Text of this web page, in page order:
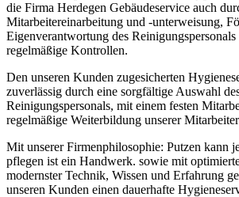
die Firma Herdegen Gebäudeservice auch
Mitarbeitereinarbeitung und -unterweisung,
Eigenverantwortung des
regelmäßige Kontrollen.
Den unseren Kunden zugesicherten
zuverlässig durch eine sorgfältige Auswahl
Reinigungspersonals, mit einem festen
regelmäßige Weiterbildung unserer
Mit unserer Firmenphilosophie: Putzen kann
pflegen ist ein Handwerk. sowie mit
modernster Technik, Wissen und Erfahrung
unseren Kunden einen dauerhafte